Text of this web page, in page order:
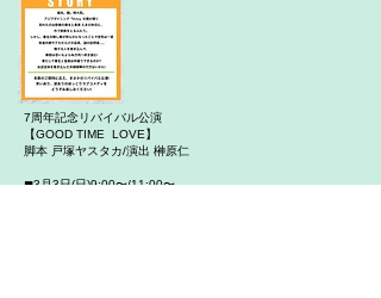
7周年記念リバイバル公演
【GOOD TIME LOVE】
脚本 戸塚ヤスタカ/演出 榊原仁
◼︎3月3日(日)9:00〜/11:00〜